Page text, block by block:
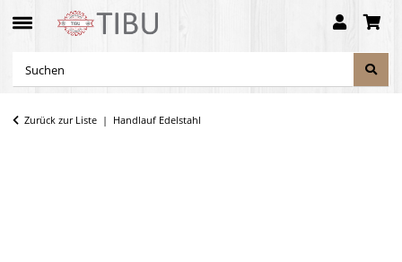
Zurück zur Liste Handlauf Edelstahl